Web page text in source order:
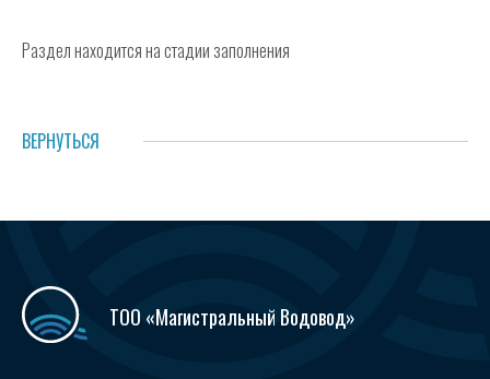
Раздел находится на стадии заполнения
ВЕРНУТЬСЯ
ТОО «Магистральный Водовод»